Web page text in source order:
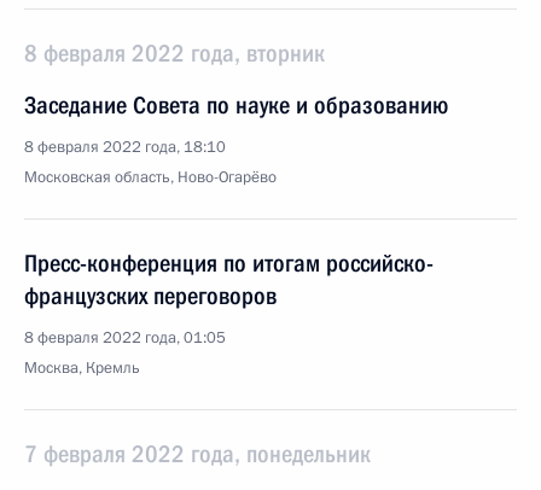
8 февраля 2022 года, вторник
Заседание Совета по науке и образованию
8 февраля 2022 года, 18:10
Московская область, Ново-Огарёво
Пресс-конференция по итогам российско-
французских переговоров
8 февраля 2022 года, 01:05
Москва, Кремль
7 февраля 2022 года, понедельник